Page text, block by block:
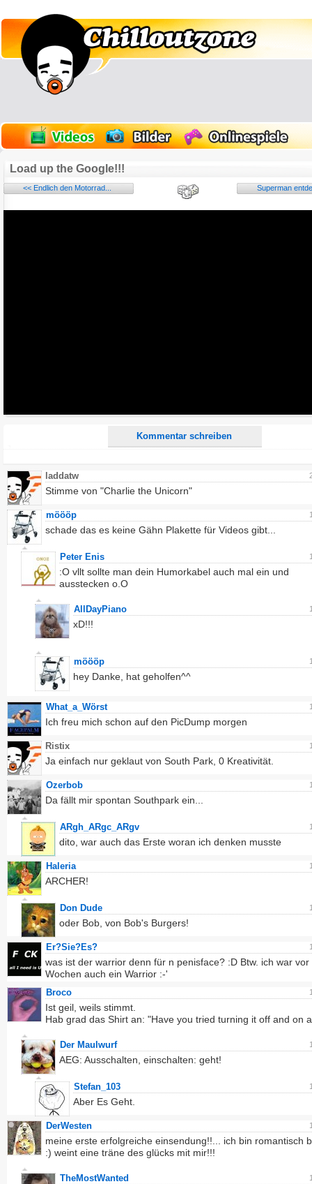
Load up the Google!!!
<< Endlich den Motorrad... Superman
Kommentar schreiben
laddatw
Stimme von "Charlie the Unicorn"
möööp
schade das es keine Gähn Plakette für Videos gibt...
Peter Enis
:O vllt sollte man dein Humorkabel auch mal ein und
ausstecken o.O
AllDayPiano
xD!!!
möööp
hey Danke, hat geholfen^^
What_a_Wörst
Ich freu mich schon auf den PicDump morgen
Ristix
Ja einfach nur geklaut von South Park, 0 Kreativität.
Ozerbob
Da fällt mir spontan Southpark ein...
ARgh_ARgc_ARgv
dito, war auch das Erste woran ich denken musste
Haleria
ARCHER!
Don Dude
oder Bob, von Bob's Burgers!
Er?Sie?Es?
was ist der warrior denn für n penisface? :D Btw. ich war vor
Wochen auch ein Warrior :-'
Broco
Ist geil, weils stimmt.
Hab grad das Shirt an: "Have you tried turning it off and on
Der Maulwurf
AEG: Ausschalten, einschalten: geht!
Stefan_103
Aber Es Geht.
DerWesten
meine erste erfolgreiche einsendung!!... ich bin romantisch
:) weint eine träne des glücks mit mir!!!
TheMostWanted